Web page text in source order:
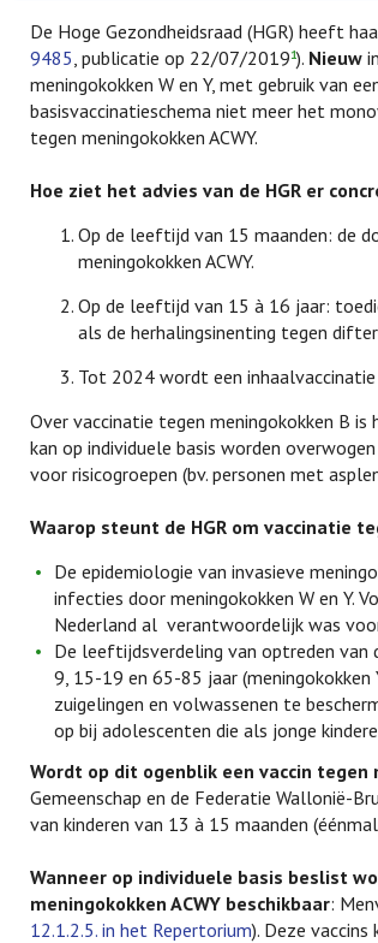
De Hoge Gezondheidsraad (HGR) heeft
9485, publicatie op 22/07/20191). Nieuw
meningokokken W en Y, met gebruik van
basisvaccinatieschema niet meer het
tegen meningokokken ACWY.
Hoe ziet het advies van de HGR er
Op de leeftijd van 15 maanden: de
meningokokken ACWY.
Op de leeftijd van 15 à 16 jaar:
als de herhalingsinenting tegen
Tot 2024 wordt een
Over vaccinatie tegen meningokokken B
kan op individuele basis worden
voor risicogroepen (bv. personen met
Waarop steunt de HGR om vaccinatie
De epidemiologie van invasieve
infecties door meningokokken W en Y.
Nederland al verantwoordelijk was
De leeftijdsverdeling van optreden van
9, 15-19 en 65-85 jaar
zuigelingen en volwassenen te
op bij adolescenten die als jonge
Wordt op dit ogenblik een vaccin tegen
Gemeenschap en de Federatie Wallonië-
van kinderen van 13 à 15 maanden
Wanneer op individuele basis beslist
meningokokken ACWY beschikbaar:
12.1.2.5. in het Repertorium). Deze